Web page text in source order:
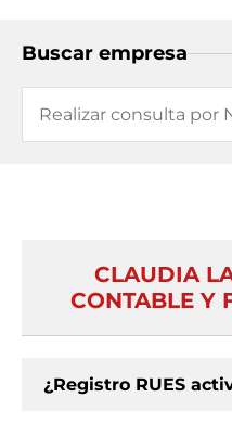
Buscar empresa
CLAUDIA
CONTABLE Y
¿Registro RUES